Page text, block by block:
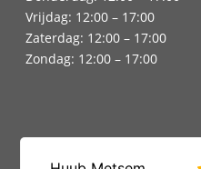
Vrijdag: 12:00 – 17:00
Zaterdag: 12:00 – 17:00
Zondag: 12:00 – 17:00